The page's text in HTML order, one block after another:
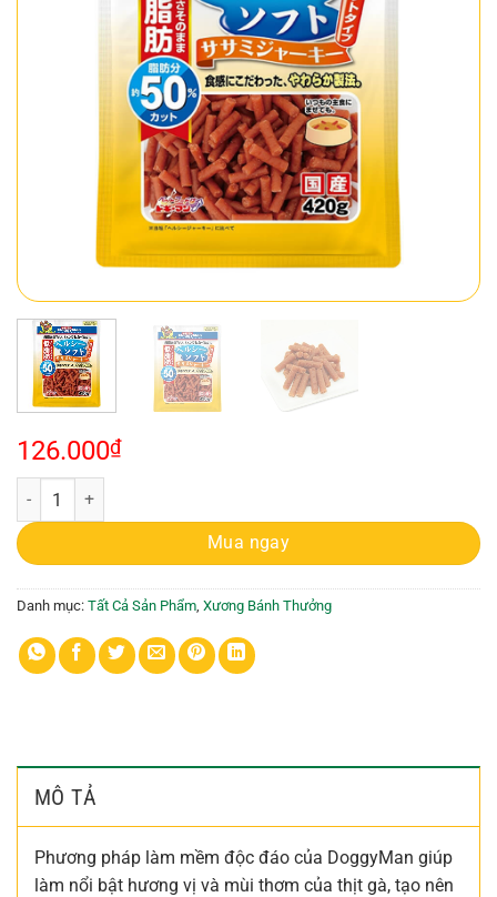
126.000₫
Que gà mềm bổ dưỡng size nhỏ 420g số lượng
Mua ngay
Danh mục: Tất Cả Sản Phẩm, Xương Bánh Thưởng
MÔ TẢ
Phương pháp làm mềm độc đáo của DoggyMan giúp
làm nổi bật hương vị và mùi thơm của thịt gà, tạo nên